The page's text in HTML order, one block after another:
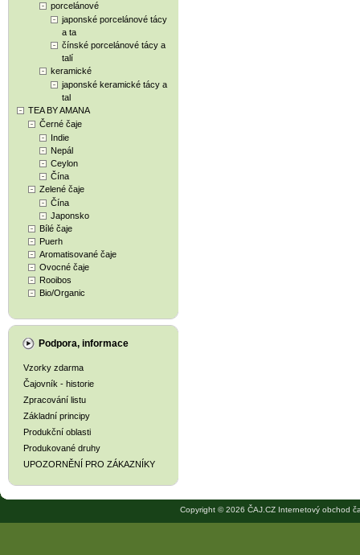
porcelánové
japonské porcelánové tácy
a ta
čínské porcelánové tácy a
talí
keramické
japonské keramické tácy a
tal
TEA BY AMANA
Černé čaje
Indie
Nepál
Ceylon
Čína
Zelené čaje
Čína
Japonsko
Bílé čaje
Puerh
Aromatisované čaje
Ovocné čaje
Rooibos
Bio/Organic
Podpora, informace
Vzorky zdarma
Čajovník - historie
Zpracování listu
Základní principy
Produkční oblasti
Produkované druhy
UPOZORNĚNÍ PRO ZÁKAZNÍKY
Copyright © 2026 ČAJ.CZ Internetový obchod